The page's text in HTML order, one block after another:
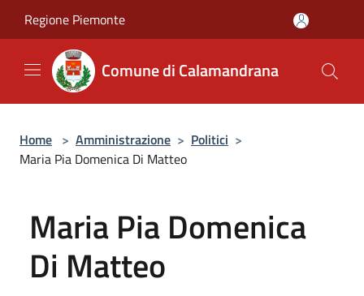
Regione Piemonte
Comune di Calamandrana
Home > Amministrazione > Politici >
Maria Pia Domenica Di Matteo
Maria Pia Domenica
Di Matteo